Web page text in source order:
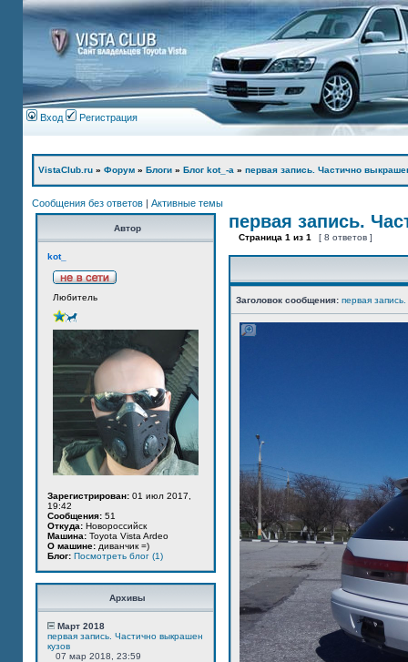
Вход Регистрация
VistaClub.ru » Форум » Блоги » Блог kot_-а » первая запись. Частично
Сообщения без ответов | Активные темы
Автор
kot_
Любитель
Зарегистрирован: 01 июл 2017,
19:42
Сообщения: 51
Откуда: Новороссийск
Машина: Toyota Vista Ardeo
О машине: диванчик =)
Блог: Посмотреть блог (1)
Архивы
Март 2018
первая запись. Частично выкрашен
кузов
07 мар 2018, 23:59
первая запись.
Страница 1 из 1 [ 8 ответов ]
Заголовок сообщения: первая